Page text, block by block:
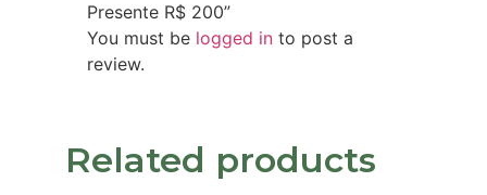
Presente R$ 200”
You must be logged in to post a
review.
Related products